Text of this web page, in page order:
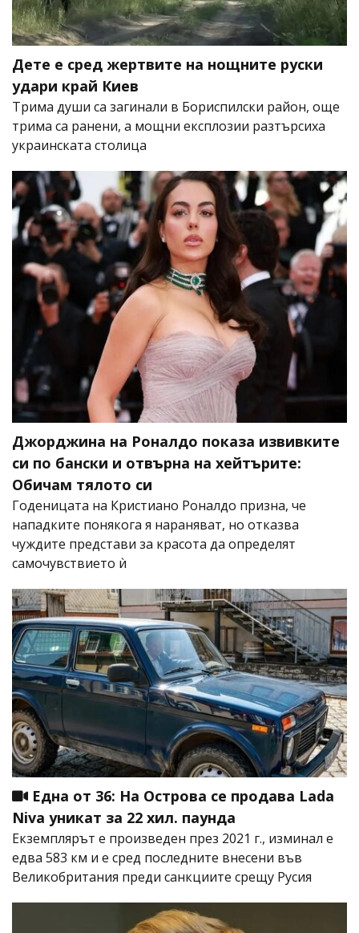
Дете е сред жертвите на нощните руски
удари край Киев
Трима души са загинали в Бориспилски район, още
трима са ранени, а мощни експлозии разтърсиха
украинската столица
Джорджина на Роналдо показа извивките
си по бански и отвърна на хейтърите:
Обичам тялото си
Годеницата на Кристиано Роналдо призна, че
нападките понякога я нараняват, но отказва
чуждите представи за красота да определят
самочувствието ѝ
Една от 36: На Острова се продава Lada
Niva уникат за 22 хил. паунда
Екземплярът е произведен през 2021 г., изминал е
едва 583 км и е сред последните внесени във
Великобритания преди санкциите срещу Русия